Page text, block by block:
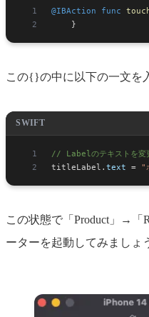
@IBAction func
    }
この{}の中に以下の一文を
SWIFT
// Labelのテキストを変
titleLabel. text = "
この状態で「Product」→「
ーターを起動してみましょ